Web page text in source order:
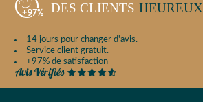
DES CLIENTS HEUREUX
14 jours pour changer d'avis.
Service client gratuit.
+97% de satisfaction